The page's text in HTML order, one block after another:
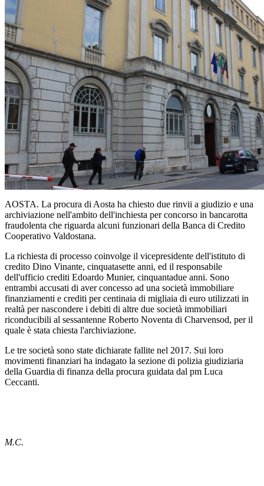
AOSTA. La procura di Aosta ha chiesto due rinvii a giudizio e una
archiviazione nell'ambito dell'inchiesta per concorso in bancarotta
fraudolenta che riguarda alcuni funzionari della Banca di Credito
Cooperativo Valdostana.
La richiesta di processo coinvolge il vicepresidente dell'istituto di
credito Dino Vinante, cinquatasette anni, ed il responsabile
dell'ufficio crediti Edoardo Munier, cinquantadue anni. Sono
entrambi accusati di aver concesso ad una società immobiliare
finanziamenti e crediti per centinaia di migliaia di euro utilizzati in
realtà per nascondere i debiti di altre due società immobiliari
riconducibili al sessantenne Roberto Noventa di Charvensod, per il
quale è stata chiesta l'archiviazione.
Le tre società sono state dichiarate fallite nel 2017. Sui loro
movimenti finanziari ha indagato la sezione di polizia giudiziaria
della Guardia di finanza della procura guidata dal pm Luca
Ceccanti.
M.C.